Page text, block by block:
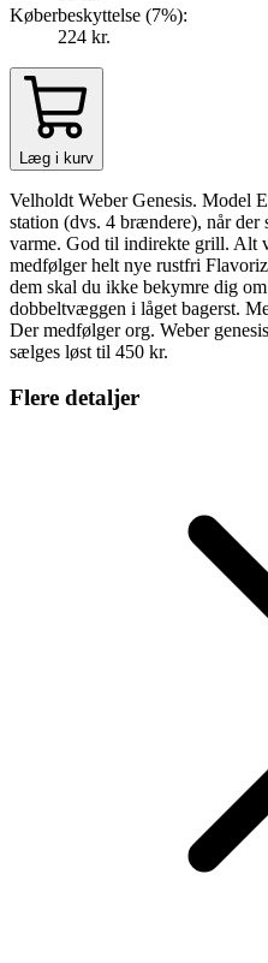
Køberbeskyttelse (7%):
224 kr.
Læg i kurv
Velholdt Weber Genesis. Model
station (dvs. 4 brændere), når der
varme. God til indirekte grill. Alt
medfølger helt nye rustfri
dem skal du ikke bekymre dig
dobbeltvæggen i låget bagerst.
Der medfølger org. Weber
sælges løst til 450 kr.
Flere detaljer